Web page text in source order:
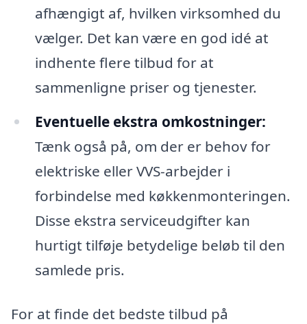
afhængigt af, hvilken virksomhed du
vælger. Det kan være en god idé at
indhente flere tilbud for at
sammenligne priser og tjenester.
Eventuelle ekstra omkostninger:
Tænk også på, om der er behov for
elektriske eller VVS-arbejder i
forbindelse med køkkenmonteringen.
Disse ekstra serviceudgifter kan
hurtigt tilføje betydelige beløb til den
samlede pris.
For at finde det bedste tilbud på